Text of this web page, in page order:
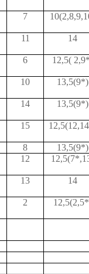
7
11 14
6 12,5(
10 13,5(9*)
14 13,5(9*)
15
8
13,5(9*)
12
13 14
2